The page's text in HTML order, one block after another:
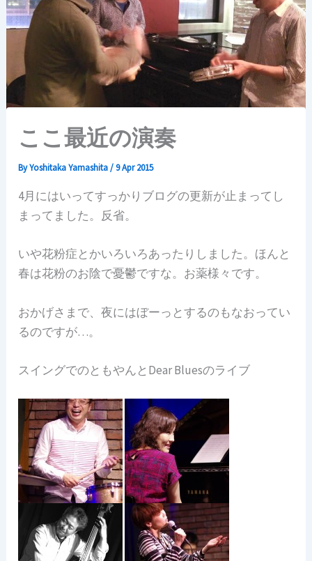
ここ最近の演奏
ByYoshitaka Yamashita/9 Apr 2015
4月にはいってすっかりブログの更新が止まってし
まってました。反省。
いや花粉症とかいろいろあったりしました。ほんと
春は花粉のお陰で憂鬱ですな。お薬様々です。
おかげさまで、夜にはぼーっとするのもなおってい
るのですが…。
スイングでのともやんとDear Bluesのライブ